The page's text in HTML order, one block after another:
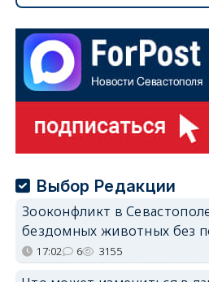
Выбор Редакции
Зооконфликт в
бездомных животных без
17:02 6 3155